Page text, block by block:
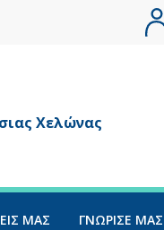
Χελώνας
ΜΑΣ ΓΝΩΡΙΣΕ ΜΑΣ